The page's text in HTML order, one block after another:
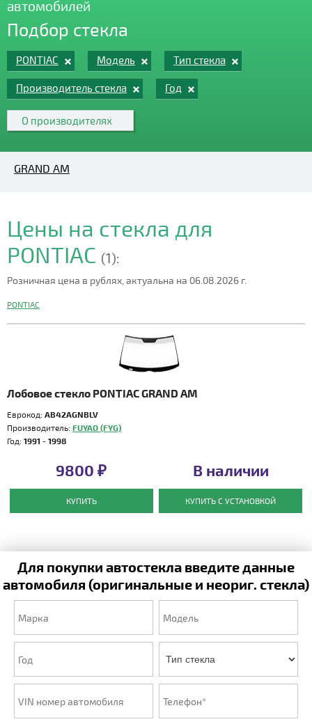
автомобилей
Подбор стекла
PONTIAC Модель Тип стекла
Производитель стекла Год
О производителях
GRAND AM
Цены на стекла для
PONTIAC (1):
Розничная цена в рублях, актуальна на 06.08.2026 г.
PONTIAC
Лобовое стекло PONTIAC GRAND AM
Еврокод: AB42AGNBLV
Производитель: FUYAO (FYG)
Год: 1991 - 1998
9800 ₽
КУПИТЬ
В наличии
КУПИТЬ С УСТАНОВКОЙ
Для покупки автостекла введите данные
автомобиля (оригинальные и неориг. стекла)